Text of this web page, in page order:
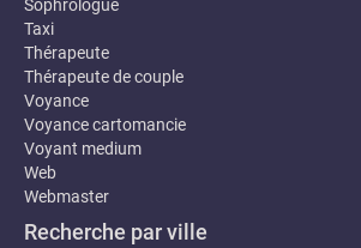
Sophrologue
Taxi
Thérapeute
Thérapeute de couple
Voyance
Voyance cartomancie
Voyant medium
Web
Webmaster
Recherche par ville